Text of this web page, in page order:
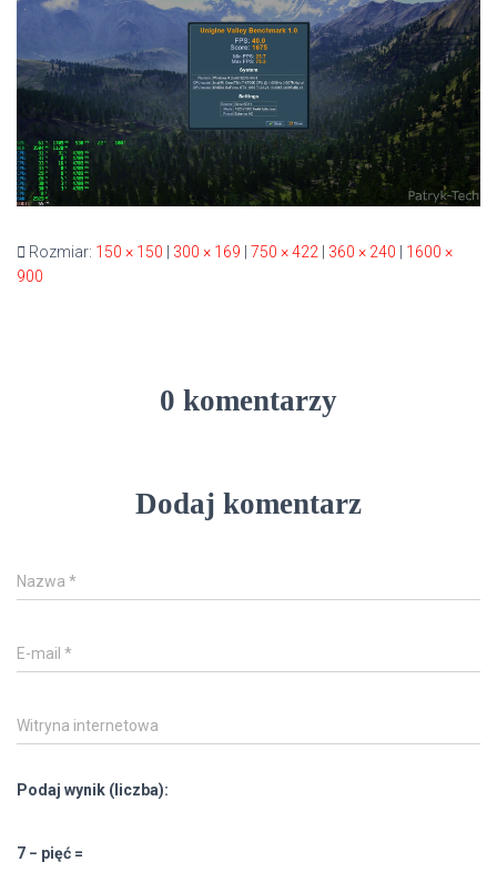
Rozmiar: 150 × 150 300 × 169 750 × 422 360 × 240
1600 ×
900
0 komentarzy
Dodaj komentarz
Nazwa *
E-mail *
Witryna internetowa
Podaj wynik (liczba):
7 − pięć =